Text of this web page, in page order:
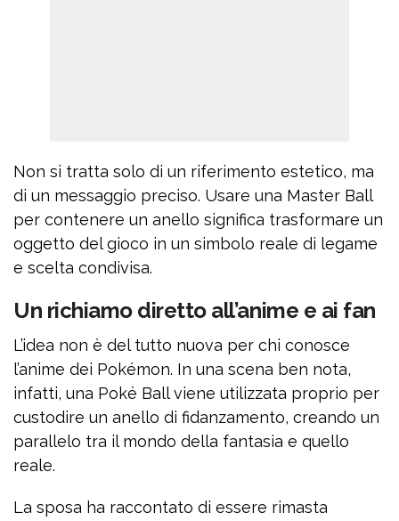
Non si tratta solo di un riferimento estetico, ma
di un messaggio preciso. Usare una Master Ball
per contenere un anello significa trasformare un
oggetto del gioco in un simbolo reale di legame
e scelta condivisa.
Un richiamo diretto all’anime e ai fan
L’idea non è del tutto nuova per chi conosce
l’anime dei Pokémon. In una scena ben nota,
infatti, una Poké Ball viene utilizzata proprio per
custodire un anello di fidanzamento, creando un
parallelo tra il mondo della fantasia e quello
reale.
La sposa ha raccontato di essere rimasta